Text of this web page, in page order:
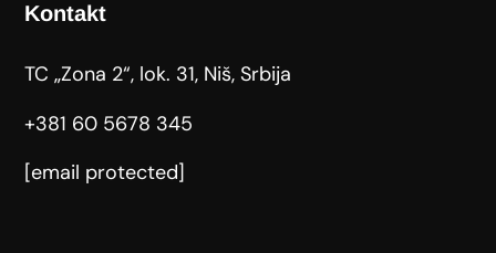
Kontakt
TC „Zona 2“, lok. 31, Niš, Srbija
+381 60 5678 345
[email protected]